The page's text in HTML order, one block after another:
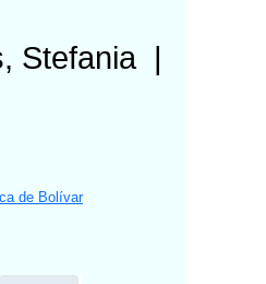
Stefania
de Bolívar